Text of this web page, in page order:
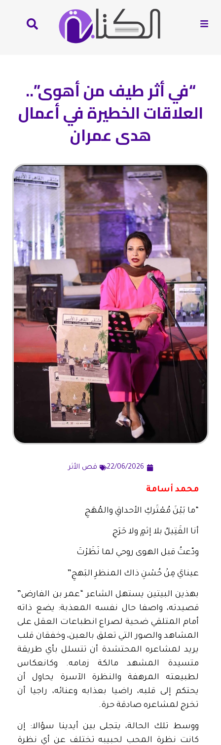
“في أثر طيف من أهوى”..
العلاقات الخطيرة في أعمال
هدى عمران
22/06/2026 قص الأثر
محمد أسامة
“ما بَيْنَ مُعْتَركِ الأحداقِ والمُهَجِ
أنا القَتِيلُ بلا إثمٍ ولا حَرَجِ
ودّعتُ قبل الهوى روحي لما نَظَرْتَ
عينايَ مِنْ حُسْنِ ذاك المنظرِ البَهجِ”
بهذين البيتين يستهل الشاعر “عمر بن الفارض”
قصيدته، واصفا حال نفسه المعذبة: يضع ذاته
أمام المتلقي ضحية لصراع انطباعات العقل على
المشاهد والصور التي تعلق بالعين، وخفقان قلب
يريد لمشاعره المحتشدة أن تتسلل بأي طريقة
متسيدة المشهد مالكة زمامه. وكانعكاس
لطبيعته المرهفة والنظرة الآسرة يحاول أن
يحتكم إلى قلبه، راضيا بعذابه وعنائه، راجيا أن
تخرج لمشاعره صادقة حرة.
ووسط تلك الحالة، يتجلى بين أيدينا سؤالا: إن
كانت نظرة المحب لحبيبه تختلف عن أي نظرة